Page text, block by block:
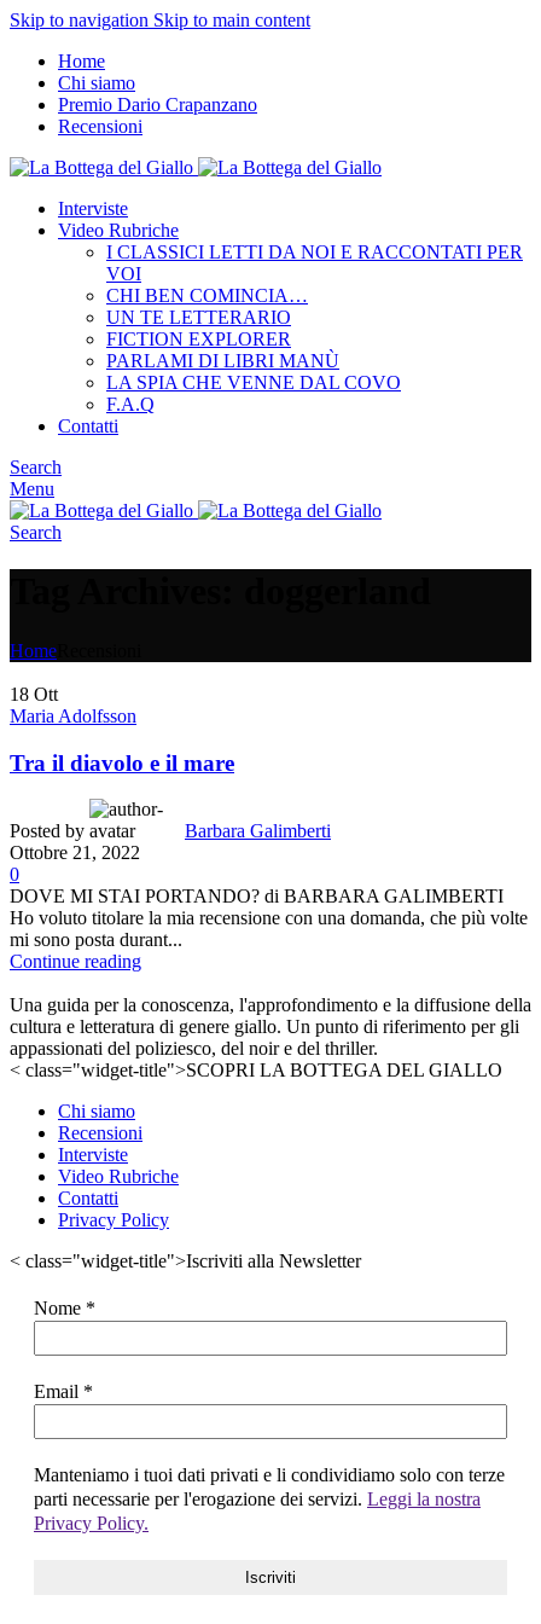
Skip to navigation Skip to main content
Home
Chi siamo
Premio Dario Crapanzano
Recensioni
Interviste
Video Rubriche
I CLASSICI LETTI DA NOI E RACCONTATI PER
VOI
CHI BEN COMINCIA…
UN TE LETTERARIO
FICTION EXPLORER
PARLAMI DI LIBRI MANÙ
LA SPIA CHE VENNE DAL COVO
F.A.Q
Contatti
Search
Menu
Search
Home
18 Ott
Maria Adolfsson
Tra il diavolo e il mare
Posted by
Barbara Galimberti
Ottobre 21, 2022
0
DOVE MI STAI PORTANDO? di BARBARA GALIMBERTI
Ho voluto titolare la mia recensione con una domanda, che più volte
mi sono posta durant...
Continue reading
Una guida per la conoscenza, l'approfondimento e la diffusione della
cultura e letteratura di genere giallo. Un punto di riferimento per gli
appassionati del poliziesco, del noir e del thriller.
< class="widget-title">SCOPRI LA BOTTEGA DEL GIALLO
Chi siamo
Recensioni
Interviste
Video Rubriche
Contatti
Privacy Policy
< class="widget-title">Iscriviti alla Newsletter
Nome *
Email *
Manteniamo i tuoi dati privati e li condividiamo solo con terze
parti necessarie per l'erogazione dei servizi. Leggi la nostra
Privacy Policy.